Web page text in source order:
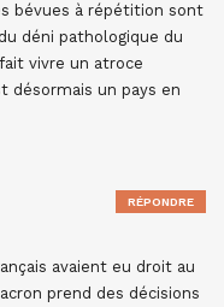
bévues à répétition sont
déni pathologique du
vivre un atroce
désormais un pays en
avaient eu droit au
prend des décisions
RÉPONDRE